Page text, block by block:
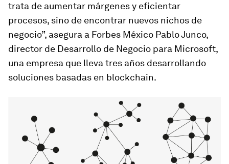
trata de aumentar márgenes y eficientar
procesos, sino de encontrar nuevos nichos de
negocio”, asegura a Forbes México Pablo Junco,
director de Desarrollo de Negocio para Microsoft,
una empresa que lleva tres años desarrollando
soluciones basadas en blockchain.